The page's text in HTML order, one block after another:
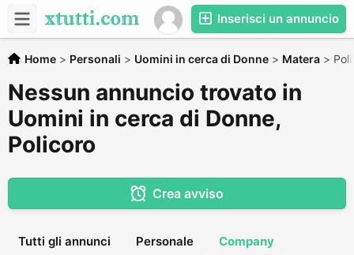
Inserisci un annuncio
Home > Personali > Uomini in cerca di Donne > Matera >
Nessun annuncio trovato in
Uomini in cerca di Donne,
Policoro
Crea avviso
Tutti gli annunci Personale Company